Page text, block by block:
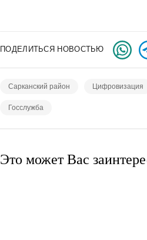
ПОДЕЛИТЬСЯ НОВОСТЬЮ
Сарканский район Цифровизация
Госслужба
Это может Вас